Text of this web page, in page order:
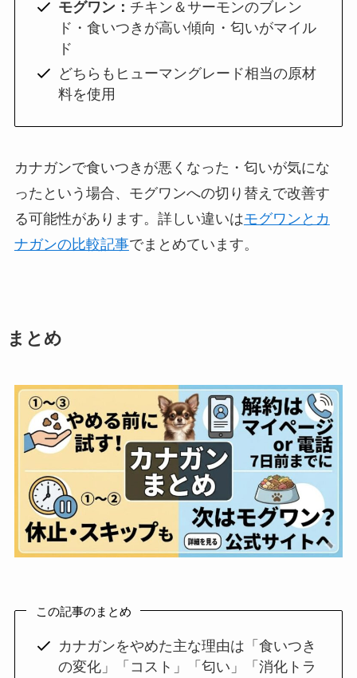
モグワン： チキン＆サーモンのブレン
ド・食いつきが高い傾向・匂いがマイル
ド
どちらもヒューマングレード相当の原材
料を使用
カナガンで食いつきが悪くなった・匂いが気にな
ったという場合、モグワンへの切り替えで改善す
る可能性があります。詳しい違いはモグワンとカ
ナガンの比較記事でまとめています。
まとめ
この記事のまとめ
カナガンをやめた主な理由は「食いつき
の変化」「コスト」「匂い」「消化トラ